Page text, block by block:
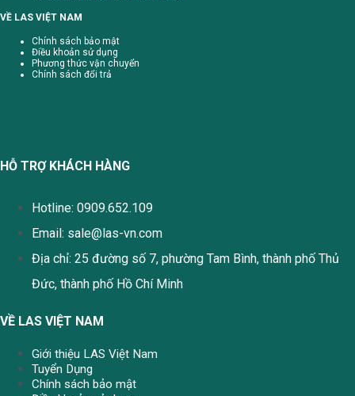
VỀ LAS VIỆT NAM
Chính sách bảo mật
Điều khoản sử dụng
Phương thức vận chuyển
Chính sách đổi trả
HỖ TRỢ KHÁCH HÀNG
Hotline: 0909.652.109
Email: sale@las-vn.com
Địa chỉ: 25 đường số 7, phường Tam Bình, thành phố Thủ
Đức, thành phố Hồ Chí Minh
VỀ LAS VIỆT NAM
Giới thiệu LAS Việt Nam
Tuyển Dụng
Chính sách bảo mật